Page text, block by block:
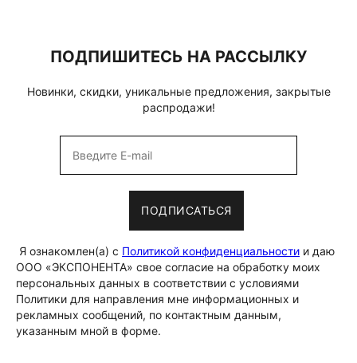
ПОДПИШИТЕСЬ НА РАССЫЛКУ
Новинки, скидки, уникальные предложения, закрытые
распродажи!
ПОДПИСАТЬСЯ
Я ознакомлен(а) с Политикой конфиденциальности и даю
ООО «ЭКСПОНЕНТА» свое согласие на обработку моих
персональных данных в соответствии с условиями
Политики для направления мне информационных и
рекламных сообщений, по контактным данным,
указанным мной в форме.